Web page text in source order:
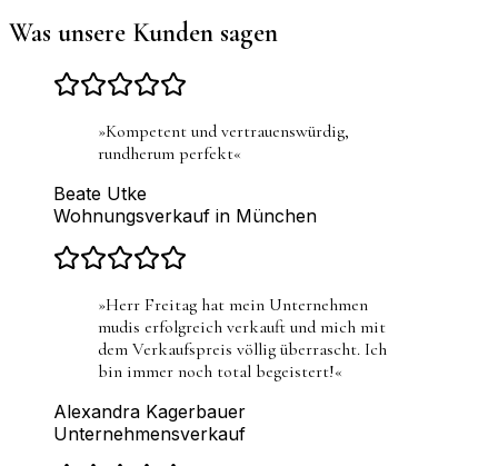
Was unsere Kunden sagen
»Kompetent und vertrauenswürdig,
rundherum perfekt«
Beate Utke
Wohnungsverkauf in München
»Herr Freitag hat mein Unternehmen
mudis erfolgreich verkauft und mich mit
dem Verkaufspreis völlig überrascht. Ich
bin immer noch total begeistert!«
Alexandra Kagerbauer
Unternehmensverkauf